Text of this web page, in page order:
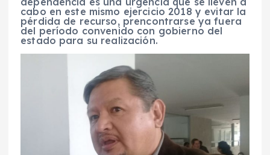
cabo en este mismo ejercicio 2018 y evitar la
pérdida de recurso, prencontrarse ya fuera
del período convenido con gobierno del
estado para su realización.